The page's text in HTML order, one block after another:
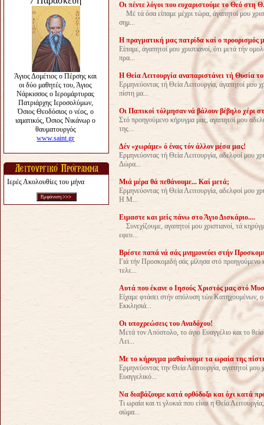
Ιερές Ακολουθίες του μήνα
Οι πέντε λόγοι που ευχαριστούμε το Θεό στη
Μέ τά όσα είπαμε μέχρι τώρα, άγαπητοί μου
σημ...
Η πραγματική μας πατρίδα καί ο προορισμός
Είπαμε, άγαπητοί μου χριστιανοί, ότι μετά τήν
πρα...
Η Θεία Λειτουργία αναπαριστάνει τή Θυσία
Ερμηνεύοντας τή Θεία Λειτουργία, άγαπητοί μου
πίστη μα...
Oι Παπικοί τόλ­μησαν νά βάλουν βέβηλο χέρι
Στό προηγούμενο κήρυγμα μας, αγαπητοί μου
της...
Δέν «χωράμε» ό ένας τόν άλλον μέσα μας!
Ερμηνεύοντας τή Θεία Λειτουργία, αδελφοί μου
Δώρα...
Μιά μέρα θά πεθάνουμε... Καί μετά;
Ερμηνεύοντας τή Θεία Λειτουργία, αδελφοί μου
Η Μ...
Ειμαστε και μείς πάνω στο Άγιο Δισκάριο....
Συνεχίζουμε, αγαπητοί μου χριστιανοί, τά
εφευ...
Βρέστε παπά νά σάς μνημονεύει στήν
Γιά τήν Προσκομιδή σάς μίλησα στό προηγούμενο
τελε...
Αυτά που έκανε ο Ιησούς Χριστός μας στό
Είχαμε φτάσει στήν απόλυση τών Κατηχουμένων,
Εκκλησιά...
Οι υποχρεώσεις του Αναδόχου!
Μετά τον Απόστολο, το άγιο Ευαγγέλιο και το
Λει...
Με το κήρυγμα μαθαίνουμε τα ωραία της
Ερμηνεύοντας την Θεία Λειτουργία, αγαπητοί
Ευαγγελικό...
Να διαβάζουμε κατά ορθόδοξο και όχι κατά
Τι ωραία και τι γλυκιά που είναι η Θεία
σώμα...